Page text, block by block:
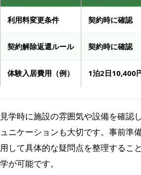
利用料変更条件 契約時に確認
契約解除返還ルール 契約時に確認
体験入居費用（例） 1泊2日10,400
見学時に施設の雰囲気や設備を確認
ュニケーションも大切です。事前準
用して具体的な疑問点を整理するこ
学が可能です。